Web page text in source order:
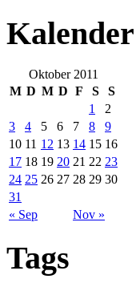
Kalender
Oktober 2011
M D M D F S S
« Sep Nov »
1
2
3
4 5 6 7 8
9
10 11 12 13 14 15 16
17 18 19 20 21 22 23
24 25 26 27 28 29 30
31
Tags